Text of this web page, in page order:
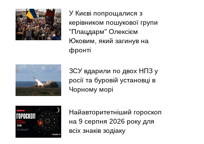
У Києві попрощалися з
керівником пошукової групи
"Плацдарм" Олексієм
Юковим, який загинув на
фронті
ЗСУ вдарили по двох НПЗ у
росії та буровій установці в
Чорному морі
Найавторитетніший гороскоп
на 9 серпня 2026 року для
всіх знаків зодіаку